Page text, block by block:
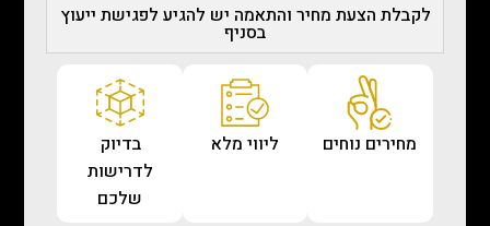
לקבלת הצעת מחיר והתאמה יש להגיע לפגישת ייעוץ
בסניף
מחירים נוחים ליווי מלא
בדיוק
לדרישות
שלכם